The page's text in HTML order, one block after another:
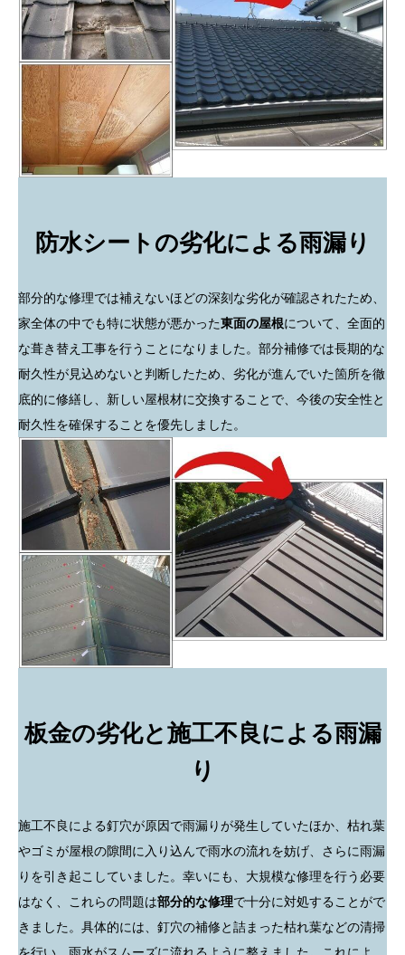
防水シートの劣化による雨漏り
部分的な修理では補えないほどの深刻な劣化が確認されたため、
家全体の中でも特に状態が悪かった東面の屋根について、全面的
な葺き替え工事を行うことになりました。部分補修では長期的な
耐久性が見込めないと判断したため、劣化が進んでいた箇所を徹
底的に修繕し、新しい屋根材に交換することで、今後の安全性と
耐久性を確保することを優先しました。
板金の劣化と施工不良による雨漏
り
施工不良による釘穴が原因で雨漏りが発生していたほか、枯れ葉
やゴミが屋根の隙間に入り込んで雨水の流れを妨げ、さらに雨漏
りを引き起こしていました。幸いにも、大規模な修理を行う必要
はなく、これらの問題は部分的な修理で十分に対処することがで
きました。具体的には、釘穴の補修と詰まった枯れ葉などの清掃